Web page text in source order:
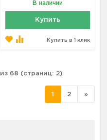
В наличии
Купить
Купить в 1 клик
68 (страниц: 2)
1 2 »